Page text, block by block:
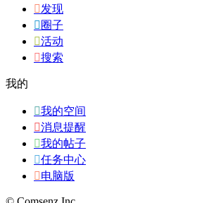
发现
 圈子
活动
搜索
我的
我的空间
消息提醒
我的帖子
任务中心
电脑版